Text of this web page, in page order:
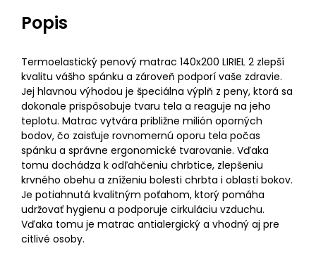
Popis
Termoelastický penový matrac 140x200 LIRIEL 2 zlepší
kvalitu vášho spánku a zároveň podporí vaše zdravie.
Jej hlavnou výhodou je špeciálna výplň z peny, ktorá sa
dokonale prispôsobuje tvaru tela a reaguje na jeho
teplotu. Matrac vytvára približne milión oporných
bodov, čo zaisťuje rovnomernú oporu tela počas
spánku a správne ergonomické tvarovanie. Vďaka
tomu dochádza k odľahčeniu chrbtice, zlepšeniu
krvného obehu a zníženiu bolesti chrbta i oblasti bokov.
Je potiahnutá kvalitným poťahom, ktorý pomáha
udržovať hygienu a podporuje cirkuláciu vzduchu.
Vďaka tomu je matrac antialergický a vhodný aj pre
citlivé osoby.